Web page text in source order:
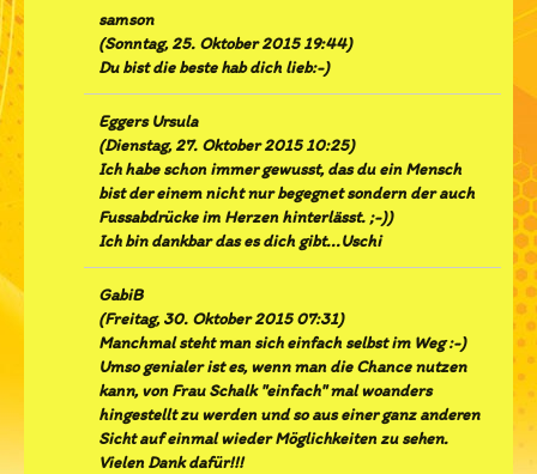
samson
(Sonntag, 25. Oktober 2015 19:44)
Du bist die beste hab dich lieb:-)
Eggers Ursula
(Dienstag, 27. Oktober 2015 10:25)
Ich habe schon immer gewusst, das du ein Mensch
bist der einem nicht nur begegnet sondern der auch
Fussabdrücke im Herzen hinterlässt. ;-))
Ich bin dankbar das es dich gibt...Uschi
GabiB
(Freitag, 30. Oktober 2015 07:31)
Manchmal steht man sich einfach selbst im Weg :-)
Umso genialer ist es, wenn man die Chance nutzen
kann, von Frau Schalk "einfach" mal woanders
hingestellt zu werden und so aus einer ganz anderen
Sicht auf einmal wieder Möglichkeiten zu sehen.
Vielen Dank dafür!!!